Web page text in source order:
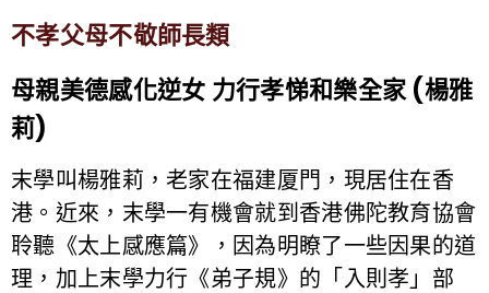
不孝父母不敬師長類
母親美德感化逆女 力行孝悌和樂全家 (楊雅
莉)
末學叫楊雅莉，老家在福建厦門，現居住在香
港。近來，末學一有機會就到香港佛陀教育協會
聆聽《太上感應篇》，因為明瞭了一些因果的道
理，加上末學力行《弟子規》的「入則孝」部